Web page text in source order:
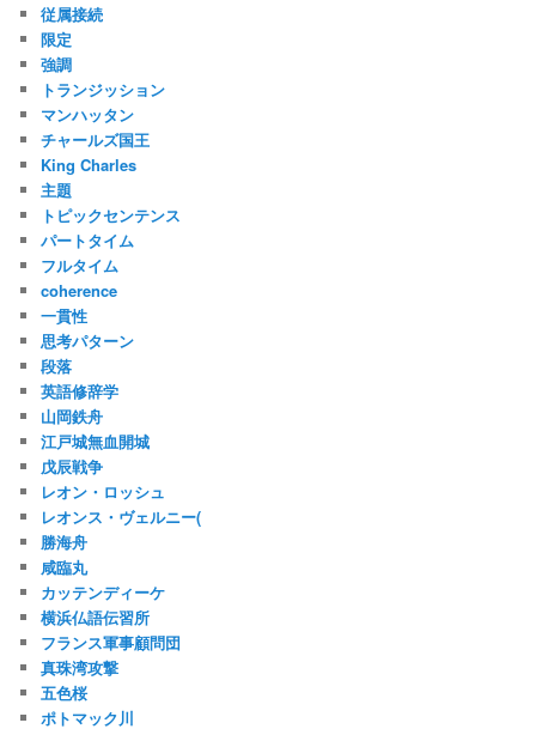
従属接続
限定
強調
トランジッション
マンハッタン
チャールズ国王
King Charles
主題
トピックセンテンス
パートタイム
フルタイム
coherence
一貫性
思考パターン
段落
英語修辞学
山岡鉄舟
江戸城無血開城
戊辰戦争
レオン・ロッシュ
レオンス・ヴェルニー(
勝海舟
咸臨丸
カッテンディーケ
横浜仏語伝習所
フランス軍事顧問団
真珠湾攻撃
五色桜
ポトマック川